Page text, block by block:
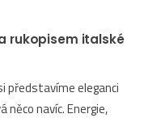
rukopisem italské
představíme eleganci
něco navíc. Energie,